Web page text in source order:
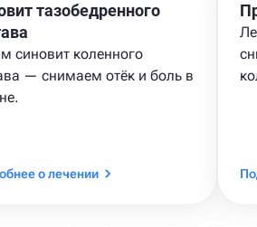
тазобедренного
синовит коленного
— снимаем отёк и боль в
о лечении